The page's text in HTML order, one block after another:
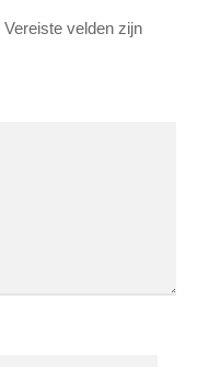
Vereiste velden zijn